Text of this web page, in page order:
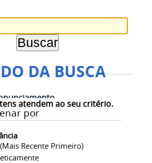
DA BUSCA
atendem ao seu critério.
por
Recente Primeiro)
jornalistas -
/…/Michel Temer
República